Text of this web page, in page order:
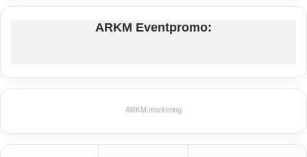
ARKM Eventpromo:
ARKM.marketing